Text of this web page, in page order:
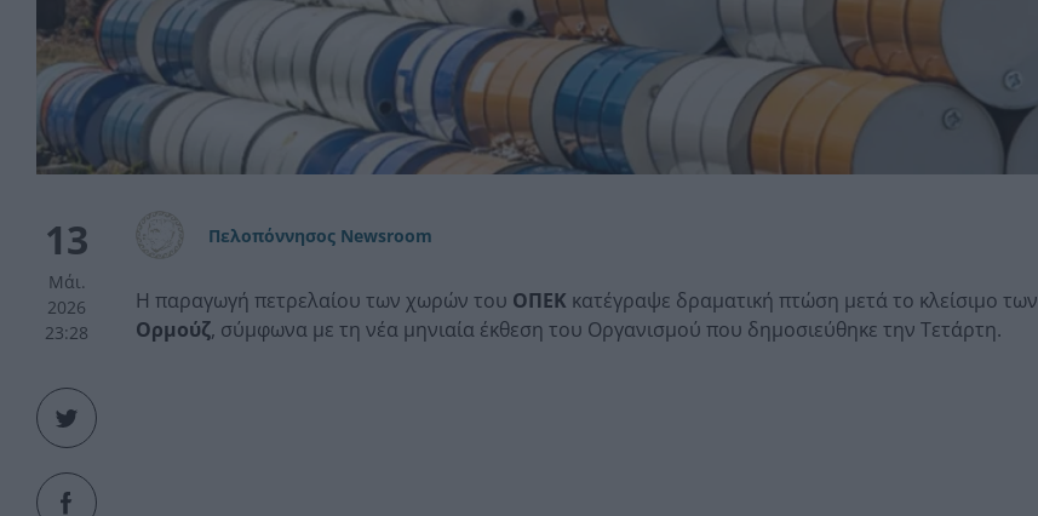
13
Μάι.
2026
23:28
Πελοπόννησος Newsroom
Η παραγωγή πετρελαίου των χωρών του ΟΠΕΚ κατέγραψε δραματική πτώση μετά το κλείσιμο των
Ορμούζ, σύμφωνα με τη νέα μηνιαία έκθεση του Οργανισμού που δημοσιεύθηκε την Τετάρτη.